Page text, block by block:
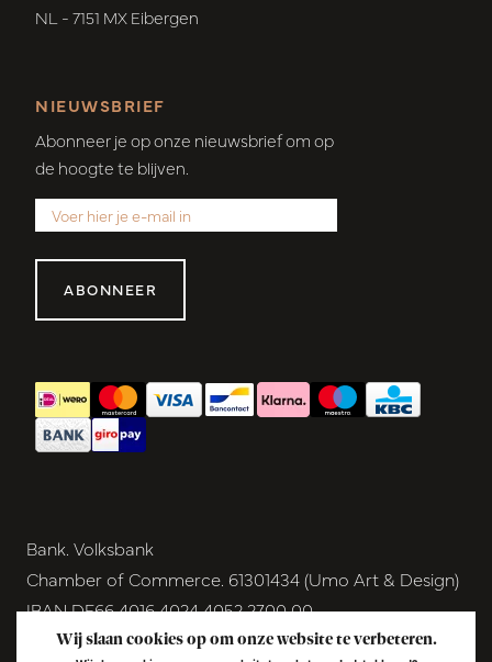
NL - 7151 MX Eibergen
NIEUWSBRIEF
Abonneer je op onze nieuwsbrief om op
de hoogte te blijven.
ABONNEER
Bank. Volksbank
Chamber of Commerce. 61301434 (Umo Art & Design)
IBAN DE66 4016 4024 4052 2700 00
BIC GENODEM1GRN
Wij slaan cookies op om onze website te verbeteren.